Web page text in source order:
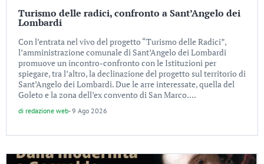
Turismo delle radici, confronto a Sant’Angelo dei
Lombardi
Con l’entrata nel vivo del progetto “Turismo delle Radici”,
l’amministrazione comunale di Sant’Angelo dei Lombardi
promuove un incontro-confronto con le Istituzioni per
spiegare, tra l’altro, la declinazione del progetto sul territorio di
Sant’Angelo dei Lombardi. Due le arre interessate, quella del
Goleto e la zona dell’ex convento di San Marco....
di redazione web-9 Ago 2026